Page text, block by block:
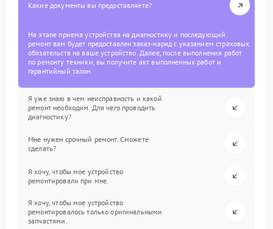
Какие документы вы предоставляете?
На этапе приема устройства на диагностику и последующий
ремонт вам будет предоставлен заказ-наряд с указанием страховых
обязательств на ваше устройство. Далее, после выполнения работ
по ремонту техники, вы получите акт выполненных работ и
гарантийный талон.
Я уже знаю в чем неисправность и какой
ремонт необходим. Для чего проводить
диагностику?
Мне нужен срочный ремонт. Сможете
сделать?
Я хочу, чтобы мое устройство
ремонтировали при мне.
Я хочу, чтобы мое устройство
ремонтировалось только оригинальными
запчастями.